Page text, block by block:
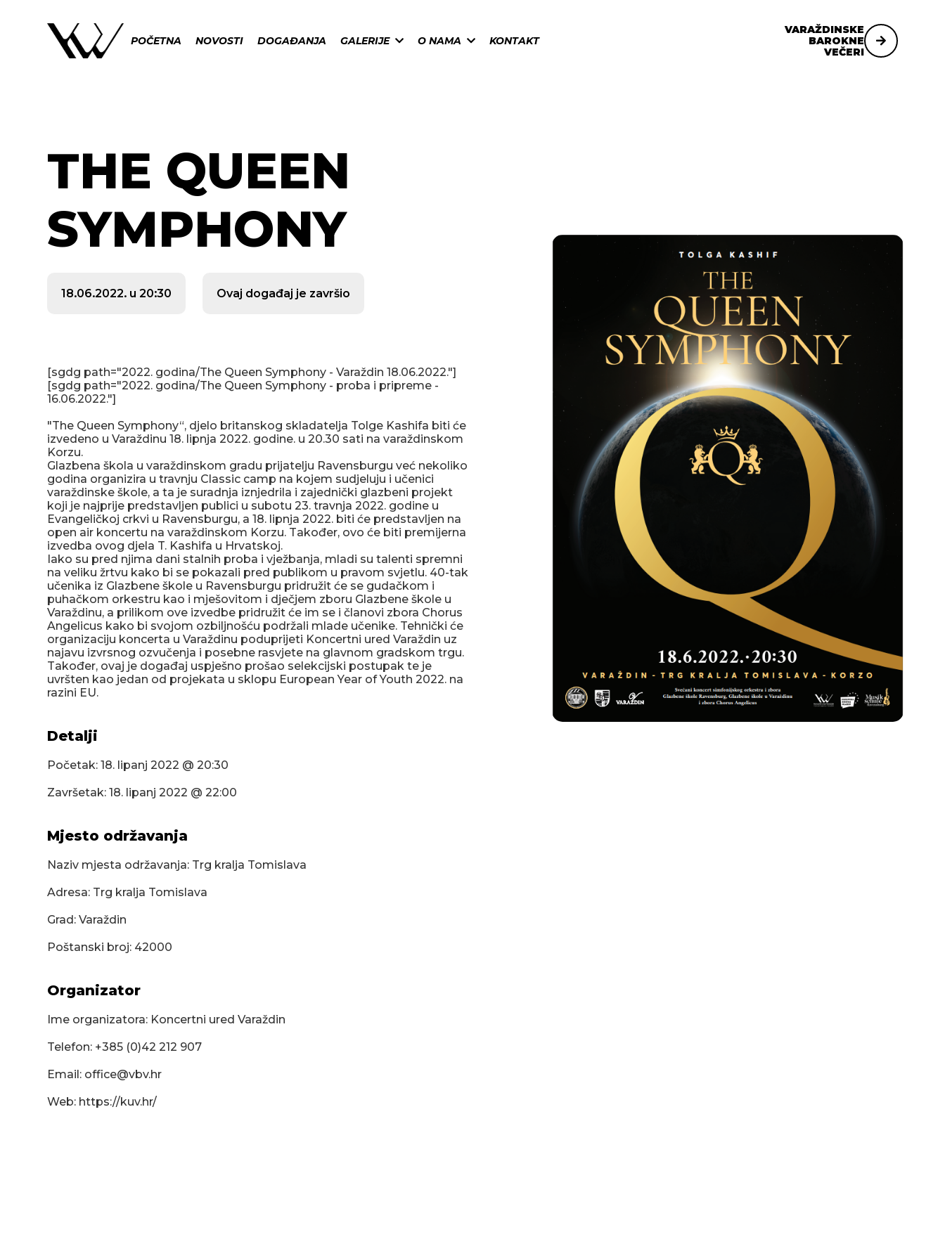
POČETNA NOVOSTI DOGAĐANJA GALERIJE O NAMA KONTAKT
VARAŽDINSKE
BAROKNE
VEČERI
THE QUEEN
SYMPHONY
18.06.2022. u 20:30 Ovaj događaj je završio
[sgdg path="2022. godina/The Queen Symphony - Varaždin 18.06.2022."]
[sgdg path="2022. godina/The Queen Symphony - proba i pripreme -
16.06.2022."]
"The Queen Symphony“, djelo britanskog skladatelja Tolge Kashifa biti će
izvedeno u Varaždinu 18. lipnja 2022. godine. u 20.30 sati na varaždinskom
Korzu.
Glazbena škola u varaždinskom gradu prijatelju Ravensburgu već nekoliko
godina organizira u travnju Classic camp na kojem sudjeluju i učenici
varaždinske škole, a ta je suradnja iznjedrila i zajednički glazbeni projekt
koji je najprije predstavljen publici u subotu 23. travnja 2022. godine u
Evangeličkoj crkvi u Ravensburgu, a 18. lipnja 2022. biti će predstavljen na
open air koncertu na varaždinskom Korzu. Također, ovo će biti premijerna
izvedba ovog djela T. Kashifa u Hrvatskoj.
Iako su pred njima dani stalnih proba i vježbanja, mladi su talenti spremni
na veliku žrtvu kako bi se pokazali pred publikom u pravom svjetlu. 40-tak
učenika iz Glazbene škole u Ravensburgu pridružit će se gudačkom i
puhačkom orkestru kao i mješovitom i dječjem zboru Glazbene škole u
Varaždinu, a prilikom ove izvedbe pridružit će im se i članovi zbora Chorus
Angelicus kako bi svojom ozbiljnošću podržali mlade učenike. Tehnički će
organizaciju koncerta u Varaždinu poduprijeti Koncertni ured Varaždin uz
najavu izvrsnog ozvučenja i posebne rasvjete na glavnom gradskom trgu.
Također, ovaj je događaj uspješno prošao selekcijski postupak te je
uvršten kao jedan od projekata u sklopu European Year of Youth 2022. na
razini EU.
Detalji
Početak:18. lipanj 2022 @ 20:30
Završetak:18. lipanj 2022 @ 22:00
Mjesto održavanja
Naziv mjesta održavanja: Trg kralja Tomislava
Adresa: Trg kralja Tomislava
Grad: Varaždin
Poštanski broj: 42000
Organizator
Ime organizatora: Koncertni ured Varaždin
Telefon: +385 (0)42 212 907
Email: office@vbv.hr
Web: https://kuv.hr/